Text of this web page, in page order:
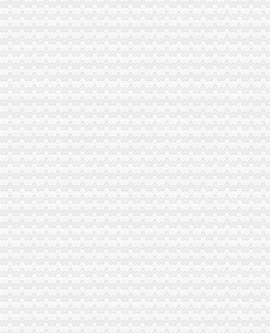
重庆财税_专业的财务、税收实务网站-亿企赢财税资讯
国家税务总局2015年持续加“规范税务”建设_部门新闻_新闻_中国
重庆沙坪坝门户网
【重庆财务/审计/税务招聘_新重庆财务/审计/税务招聘信息】-前程无忧
重庆市国家税务局关于纳税人2015年度关联申报等事项的提示-中国会
重庆代理记账、工商注册代理、重庆微型企业、商标注册、税务评估
【重庆亿源财税融资咨询代办营业执照营业哪家比较好】价格,厂家,
于老师,03月24日重庆税务筹划培训-中华品牌管理网
重庆市江津区地税局着力造办税服务“轻体验”-新华网
重庆地区代理工商注册、变更、代理记账、税务咨询可提供地
重庆地税：积推行“互联网+税务”提升服务质效-长江经济网
重庆市地方税务局、重庆市国土资源和房屋管理局<BR>关于暂停办理
重庆商裕工商咨询有限公司|工商咨询|代帐咨询|做账报税|税务代办|代
：：重庆市潼南区公众信息网：：-国税局
会计代理记帐、财税咨询、税务代理-重庆便民网
【江门注销税务注销公司企业停止运营不注销后果严重】-鹤山沙坪易
重庆江北区工商代办重庆沙坪坝区工商代办【渝盾】_其他加盟-中国
重庆国税关于金税三期工程上线办理有关涉税事项的公告_地方规-
重庆高档住宅土地增值税预征率上调至2%_东方财富网
重庆财税_专业的财务、税收实务网站-亿企赢财税资讯
重庆市国家税务局、重庆市地方税务局、重庆市工商管理局转发国
有重庆的朋友吗？你在天津过的还好吗？（转载）_天津_天涯论坛_天
重庆注册税务招聘_重庆注册税务招聘信息_智联重庆招聘网_找工作求
《重庆市国税小规模申报》_优秀范文十篇
重庆招聘税务专员_重庆弘昇管道有限公司招聘-汇博网
重庆税务登记证挂失电话-沙坪坝沙坪坝广告媒-重庆58同城